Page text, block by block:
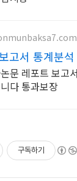
고서 통계분석
문 레포트 보고
다 통과보장
구독하기